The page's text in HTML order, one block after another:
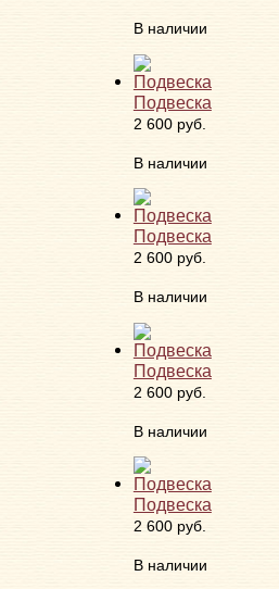
В наличии
Подвеска
2 600 руб.
В наличии
Подвеска
2 600 руб.
В наличии
Подвеска
2 600 руб.
В наличии
Подвеска
2 600 руб.
В наличии